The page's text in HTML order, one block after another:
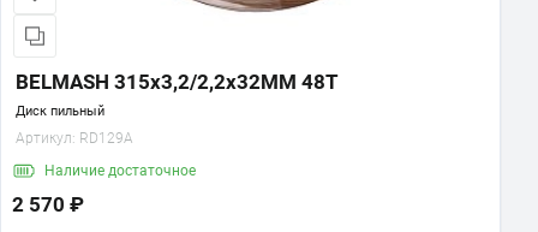
BELMASH 315х3,2/2,2х32ММ 48Т
Диск пильный
Артикул: RD129A
Наличие достаточное
2 570 ₽